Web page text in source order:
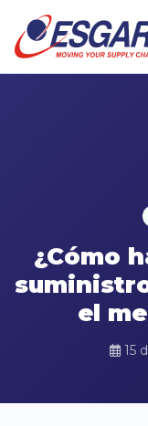
¿Cómo
el
15